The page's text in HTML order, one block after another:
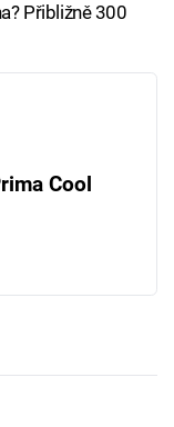
Přibližně 300
Cool